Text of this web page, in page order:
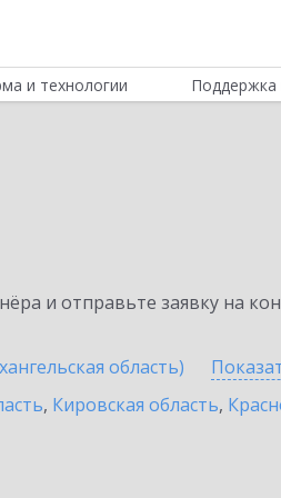
и технологии Поддержка
и отправьте заявку на
область)
, Кировская область,